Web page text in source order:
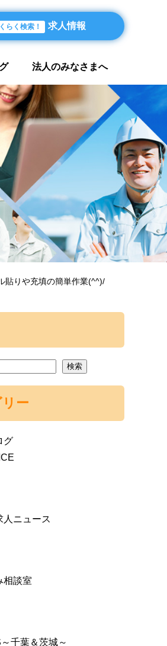
らく検索！ 求人情報
法人のみなさまへ
貼りや充填の簡単作業(^^)/
検索
ー
グ
人ニュース
相談室
千葉＆茨城～